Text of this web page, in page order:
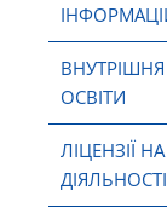
ОСВІТИ
ЛІЦЕНЗІЇ
ДІЯЛЬНОСТІ